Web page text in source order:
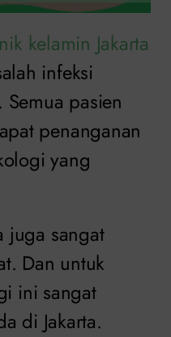
kelamin Jakarta
infeksi
pasien
penanganan
yang
juga sangat
Dan untuk
ini sangat
di Jakarta.